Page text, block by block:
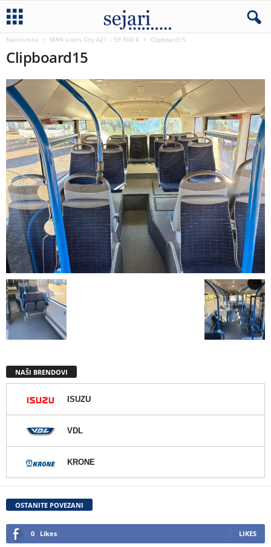
Naslovnica MAN Lion's City A21 – 59.900 € Clipboard15
Clipboard15
NAŠI BRENDOVI
ISUZU
VDL
KRONE
OSTANITE POVEZANI
0 Likes LIKES